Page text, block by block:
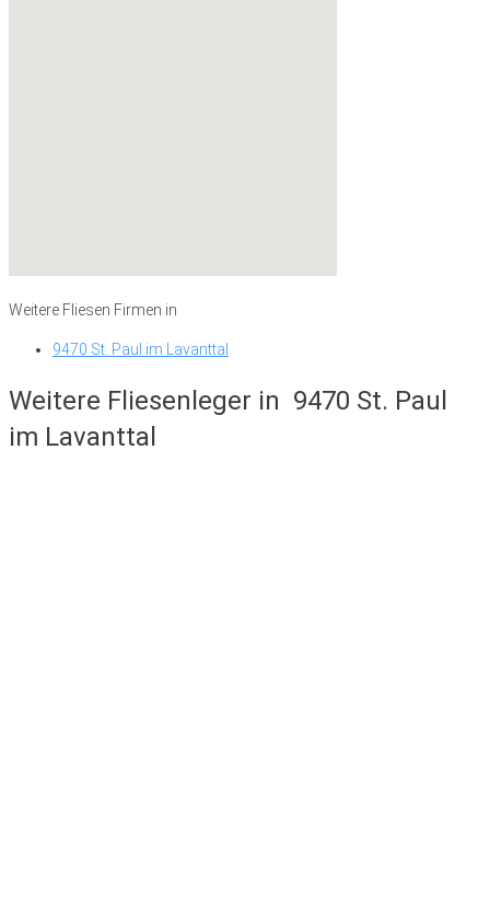
Weitere Fliesen Firmen in
9470 St. Paul im Lavanttal
Weitere Fliesenleger in 9470 St. Paul
im Lavanttal